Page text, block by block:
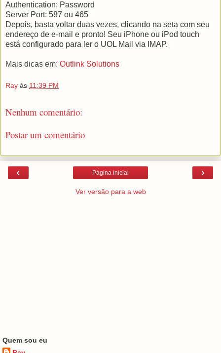
Authentication: Password
Server Port: 587 ou 465
Depois, basta voltar duas vezes, clicando na seta com seu
endereço de e-mail e pronto! Seu iPhone ou iPod touch
está configurado para ler o UOL Mail via IMAP.
Mais dicas em: Outlink Solutions
Ray às 11:39 PM
Nenhum comentário:
Postar um comentário
‹ ›
Página inicial
Ver versão para a web
Quem sou eu